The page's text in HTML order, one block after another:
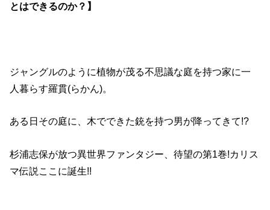
とはできるのか？ 】
ジャングルのように植物が茂る不思議な庭を持つ家に一
人暮らす羅貫(らかん)。
ある日その庭に、木でできた銃を持つ男が降ってきて!?
杉浦志保が放つ異世界ファンタジー、待望の第1巻!カリス
マ伝説ここに誕生!!